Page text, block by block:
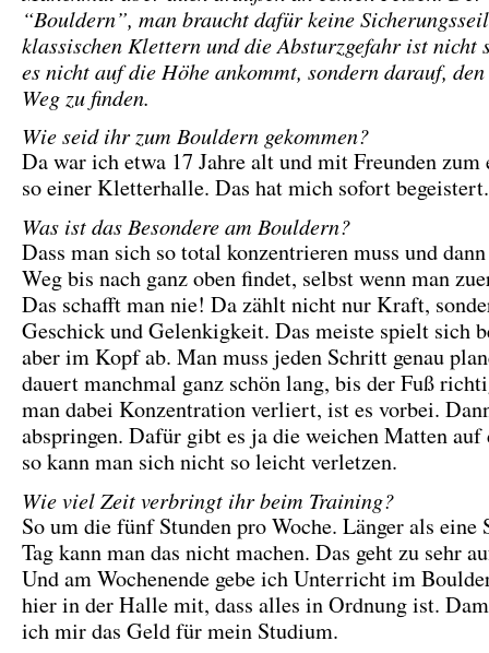
“Bouldern”, man braucht dafür keine
klassischen Klettern und die Absturzgefahr ist nicht
es nicht auf die Höhe ankommt, sondern darauf,
Weg zu finden.
Wie seid ihr zum Bouldern gekommen?
Da war ich etwa 17 Jahre alt und mit Freunden
so einer Kletterhalle. Das hat mich sofort begeistert.
Was ist das Besondere am Bouldern?
Dass man sich so total konzentrieren muss und
Weg bis nach ganz oben findet, selbst wenn man
Das schafft man nie! Da zählt nicht nur Kraft,
Geschick und Gelenkigkeit. Das meiste spielt sich
aber im Kopf ab. Man muss jeden Schritt genau
dauert manchmal ganz schön lang, bis der Fuß
man dabei Konzentration verliert, ist es vorbei.
abspringen. Dafür gibt es ja die weichen Matten auf
so kann man sich nicht so leicht verletzen.
Wie viel Zeit verbringt ihr beim Training?
So um die fünf Stunden pro Woche. Länger als eine
Tag kann man das nicht machen. Das geht zu sehr
Und am Wochenende gebe ich Unterricht im
hier in der Halle mit, dass alles in Ordnung ist.
ich mir das Geld für mein Studium.